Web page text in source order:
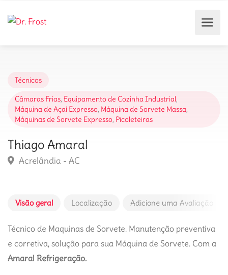
Técnicos
Câmaras Frias, Equipamento de Cozinha Industrial,
Máquina de Açaí Expresso, Máquina de Sorvete Massa,
Máquinas de Sorvete Expresso, Picoleteiras
Thiago Amaral
Acrelândia - AC
Visão geral Localização Adicione uma Avaliação
Técnico de Maquinas de Sorvete. Manutenção preventiva
e corretiva, solução para sua Máquina de Sorvete. Com a
Amaral Refrigeração.